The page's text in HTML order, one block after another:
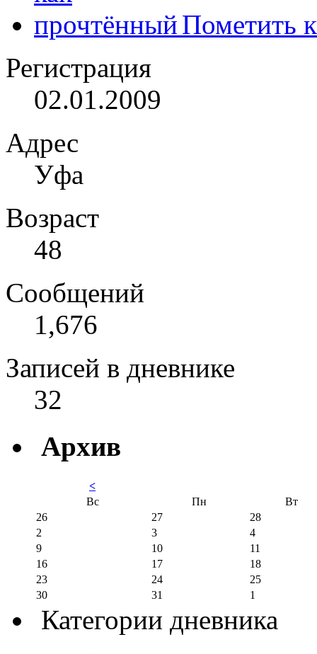
Пометить
Регистрация
02.01.2009
Адрес
Уфа
Возраст
48
Сообщений
1,676
Записей в дневнике
32
Архив
<
Вс
Пн
Вт
26
27
28
2
3
4
9
10
11
16
17
18
23
24
25
30
31 1
Категории дневника